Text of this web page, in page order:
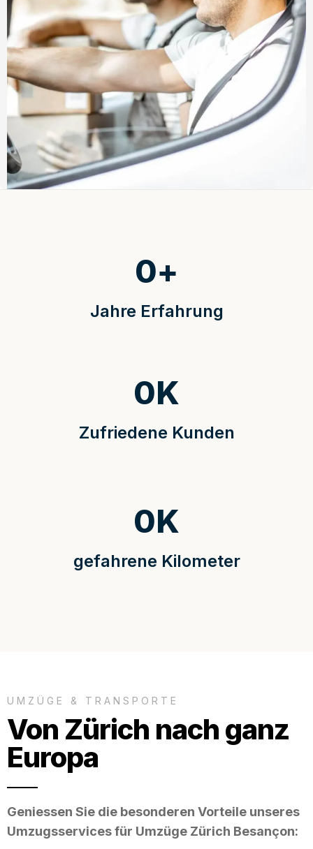
Jahre Erfahrung
0+
Zufriedene Kunden
0K
gefahrene Kilometer
0K
UMZÜGE & TRANSPORTE
Von Zürich nach ganz
Europa
Geniessen Sie die besonderen Vorteile unseres
Umzugsservices für Umzüge Zürich Besançon: